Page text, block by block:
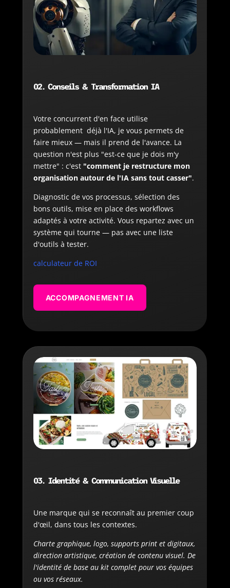
02. Conseils & Transformation IA
Votre concurrent d'en face utilise
probablement déjà l'IA, je vous permets de
faire mieux — mais il prend de l'avance. La
question n'est plus "est-ce que je dois m'y
mettre" : c'est "comment je restructure mon
organisation autour de l'IA sans tout casser".
Diagnostic de vos processus, sélection des
bons outils, mise en place des workflows
adaptés à votre activité. Vous repartez avec un
système qui tourne — pas avec une liste
d'outils à tester.
calculateur de ROI
ACCOMPAGNEMENT IA
03. Identité & Communication Visuelle
Une marque qui se reconnaît au premier coup
d'œil, dans tous les contextes.
Charte graphique, logo, supports print et digitaux,
direction artistique, création de contenu visuel. De
l'identité de base au kit complet pour vos équipes
ou vos réseaux.